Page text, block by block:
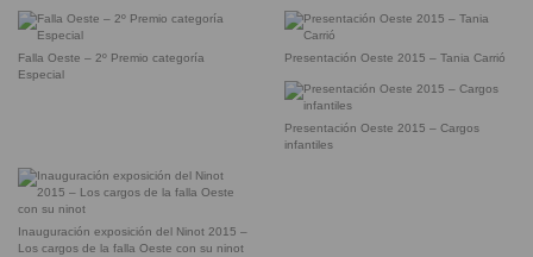
Falla Oeste – 2º Premio categoría
Especial
Presentación Oeste 2015 – Tania Carrió
Presentación Oeste 2015 – Cargos
infantiles
Inauguración exposición del Ninot 2015 –
Los cargos de la falla Oeste con su ninot